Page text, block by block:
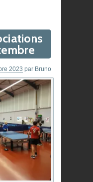
2023 par Bruno